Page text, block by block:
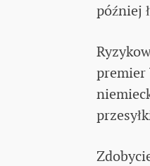
później
premier